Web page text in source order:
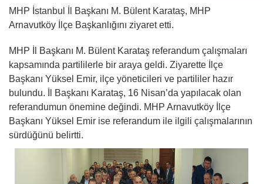
MHP İstanbul İl Başkanı M. Bülent Karataş, MHP
Arnavutköy İlçe Başkanlığını ziyaret etti.
MHP İl Başkanı M. Bülent Karataş referandum çalışmaları
kapsamında partililerle bir araya geldi. Ziyarette İlçe
Başkanı Yüksel Emir, ilçe yöneticileri ve partililer hazır
bulundu. İl Başkanı Karataş, 16 Nisan’da yapılacak olan
referandumun önemine değindi. MHP Arnavutköy İlçe
Başkanı Yüksel Emir ise referandum ile ilgili çalışmalarının
sürdüğünü belirtti.